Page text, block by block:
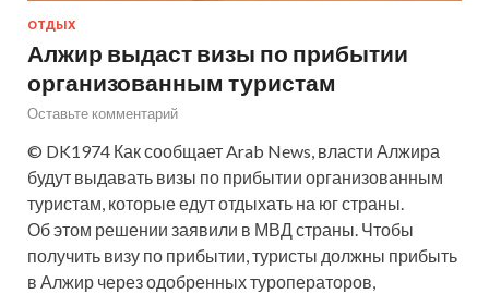
ОТДЫХ
Алжир выдаст визы по прибытии
организованным туристам
Оставьте комментарий
© DK1974 Как сообщает Arab News, власти Алжира
будут выдавать визы по прибытии организованным
туристам, которые едут отдыхать на юг страны.
Об этом решении заявили в МВД страны. Чтобы
получить визу по прибытии, туристы должны прибыть
в Алжир через одобренных туроператоров,